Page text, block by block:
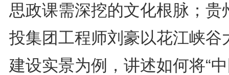
思政课需深挖的文化根脉；贵
投集团工程师刘豪以花江峡谷
建设实景为例，讲述如何将“